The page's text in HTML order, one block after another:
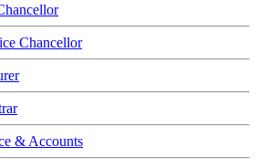
Chancellor
& Accounts